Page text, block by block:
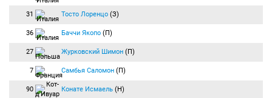
31 Тосто Лоренцо (З)
36 Баччи Якопо (П)
27 Журковский Шимон (П)
7 Самбья Саломон (П)
90 Конате Исмаель (Н)